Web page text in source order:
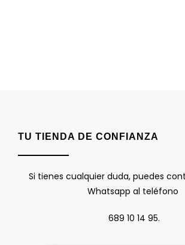
TU TIENDA DE CONFIANZA
Si tienes cualquier duda, puedes
Whatsapp al teléfono
689 10 14 95.